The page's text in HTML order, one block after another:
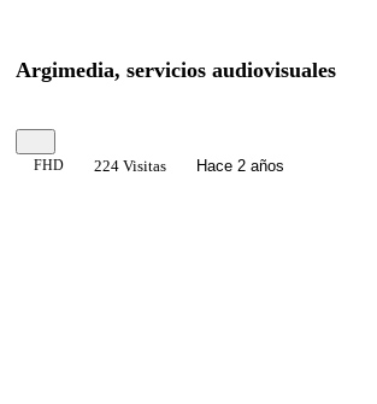
Argimedia, servicios audiovisuales
FHD 224 Visitas Hace 2 años